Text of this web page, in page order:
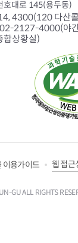
호대로 145(용두동)
4300(120 다산
2127-4000(야
상황실)
이용가이드 웹 접근
GU ALL RIGHTS